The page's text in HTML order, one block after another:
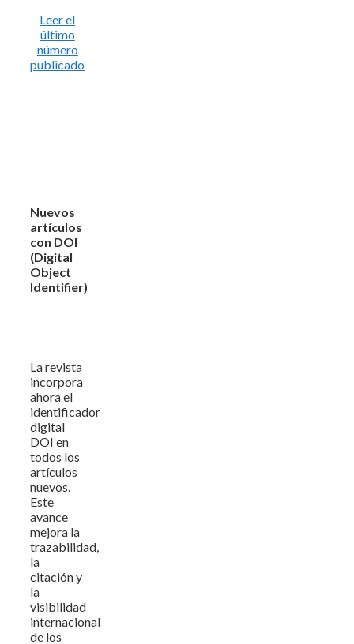
Leer el
último
número
publicado
Nuevos
artículos
con DOI
(Digital
Object
Identifier)
La revista
incorpora
ahora el
identificador
digital
DOI en
todos los
artículos
nuevos.
Este
avance
mejora la
trazabilidad,
la
citación y
la
visibilidad
internacional
de los